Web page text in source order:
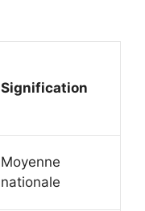
Signification
Moyenne
nationale